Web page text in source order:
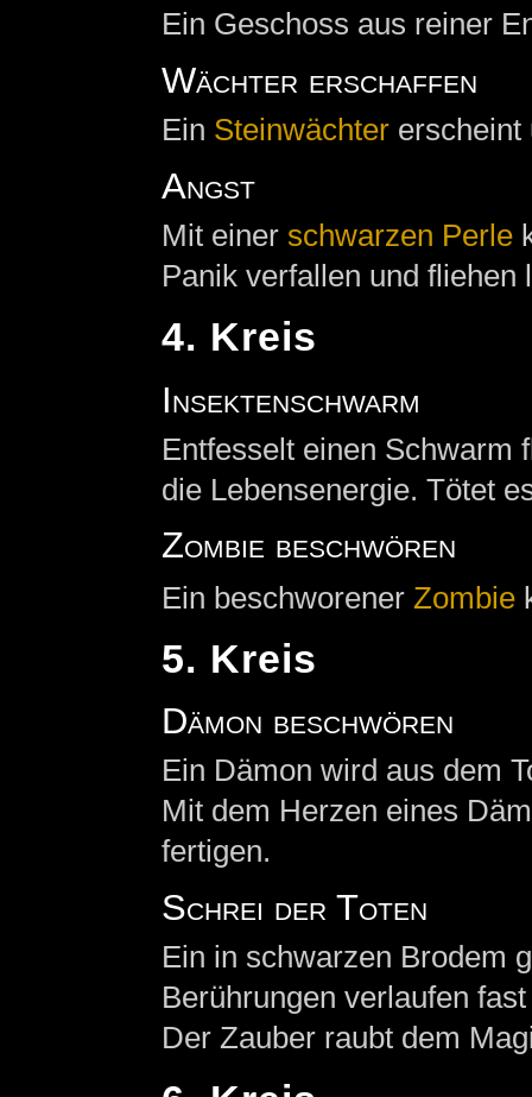
Ein Geschoss aus reiner
Wächter erschaffen
Ein Steinwächtererscheint
Angst
Mit einer schwarzen Perle
Panik verfallen und fliehen
4. Kreis
Insektenschwarm
Entfesselt einen Schwarm
die Lebensenergie. Tötet
Zombie beschwören
Ein beschworener Zombie
5. Kreis
Dämon beschwören
Ein Dämon wird aus dem
Mit dem Herzen eines
fertigen.
Schrei der Toten
Ein in schwarzen Brodem
Berührungen verlaufen
Der Zauber raubt dem